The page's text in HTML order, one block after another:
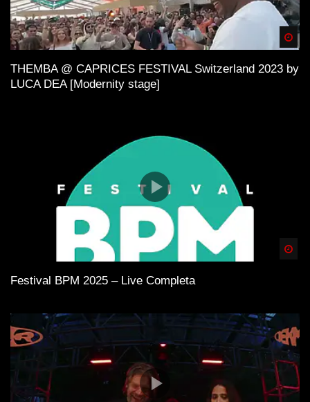
THEMBA @ CAPRICES FESTIVAL Switzerland 2023 by
LUCA DEA [Modernity stage]
Festival BPM 2025 – Live Completa